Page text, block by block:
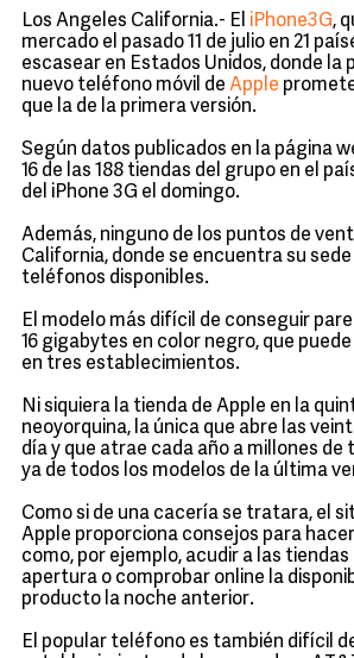
Los Angeles California.- El iPhone3G,
mercado el pasado 11 de julio en 21
escasear en Estados Unidos, donde la
nuevo teléfono móvil de Apple
que la de la primera versión.
Según datos publicados en la página
16 de las 188 tiendas del grupo en el
del iPhone 3G el domingo.
Además, ninguno de los puntos de
California, donde se encuentra su
teléfonos disponibles.
El modelo más difícil de conseguir
16 gigabytes en color negro, que
en tres establecimientos.
Ni siquiera la tienda de Apple en la
neoyorquina, la única que abre las
día y que atrae cada año a millones de
ya de todos los modelos de la última
Como si de una cacería se tratara, el
Apple proporciona consejos para
como, por ejemplo, acudir a las tiendas
apertura o comprobar online la
producto la noche anterior.
El popular teléfono es también difícil